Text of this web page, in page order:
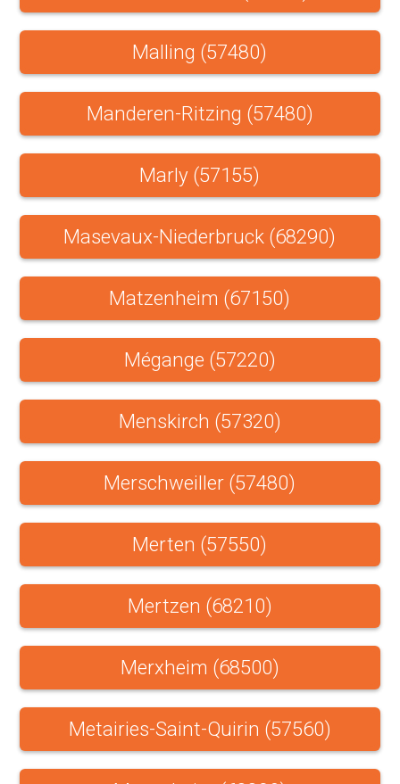
Malling (57480)
Manderen-Ritzing (57480)
Marly (57155)
Masevaux-Niederbruck (68290)
Matzenheim (67150)
Mégange (57220)
Menskirch (57320)
Merschweiller (57480)
Merten (57550)
Mertzen (68210)
Merxheim (68500)
Metairies-Saint-Quirin (57560)